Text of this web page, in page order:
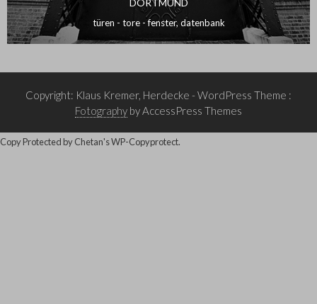
türen - tore - fenster,datenbank
Copyright: Klaus Kremer, Herdecke - WordPress Theme :
Fotography by AccessPress Themes
Copy Protected byChetan'sWP-Copyprotect.